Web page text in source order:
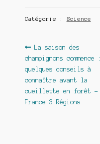
Catégorie : Science
Navigation
de
l’article
Article
précédent :
La saison des
champignons commence :
quelques conseils à
connaître avant la
cueillette en forêt –
France 3 Régions